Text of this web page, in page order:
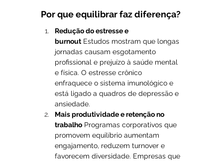
Por que equilibrar faz diferença?
Redução do estresse e
burnout Estudos mostram que longas
jornadas causam esgotamento
profissional e prejuízo à saúde mental
e física. O estresse crônico
enfraquece o sistema imunológico e
está ligado a quadros de depressão e
ansiedade.
Mais produtividade e retenção no
trabalho Programas corporativos que
promovem equilíbrio aumentam
engajamento, reduzem turnover e
favorecem diversidade. Empresas que